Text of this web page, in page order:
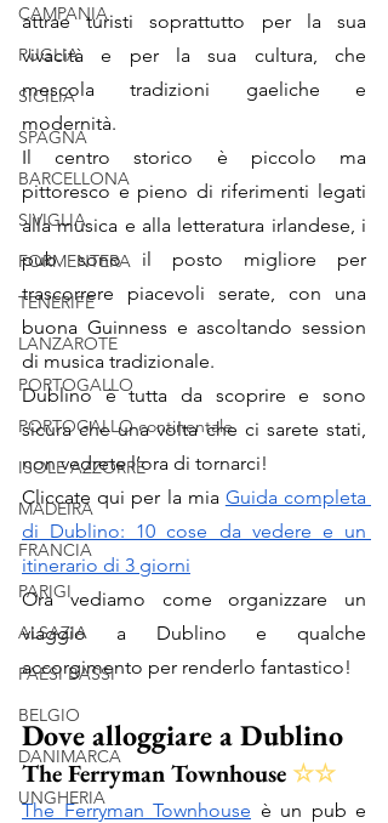
CAMPANIA
PUGLIA
SICILIA
SPAGNA
BARCELLONA
SIVIGLIA
FORMENTERA
TENERIFE
LANZAROTE
PORTOGALLO
PORTOGALLO continentale
ISOLE AZZORRE
MADEIRA
FRANCIA
PARIGI
ALSAZIA
PAESI BASSI
BELGIO
DANIMARCA
UNGHERIA
attrae turisti soprattutto per la sua
vivacità e per la sua cultura, che
mescola tradizioni gaeliche e
modernità.
Il centro storico è piccolo ma
pittoresco e pieno di riferimenti legati
alla musica e alla letteratura irlandese, i
pub sono il posto migliore per
trascorrere piacevoli serate, con una
buona Guinness e ascoltando session
di musica tradizionale.
Dublino è tutta da scoprire e sono
sicura che una volta che ci sarete stati,
non vedrete l’ora di tornarci!
Cliccate qui per la mia Guida completa
di Dublino: 10 cose da vedere e un
itinerario di 3 giorni
Ora vediamo come organizzare un
viaggio a Dublino e qualche
accorgimento per renderlo fantastico!
Dove alloggiare a Dublino
The Ferryman Townhouse ☆☆
The Ferryman Townhouse è un pub e